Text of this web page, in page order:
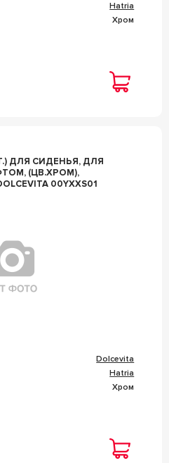
Hatria
Хром
ДЛЯ СИДЕНЬЯ, ДЛЯ
(ЦВ.ХРОМ),
00YXXS01
Dolcevita
Hatria
Хром